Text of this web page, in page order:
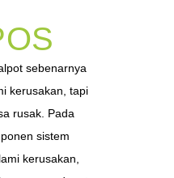
sebenarnya
kerusakan, tapi
rusak. Pada
sistem
kerusakan,